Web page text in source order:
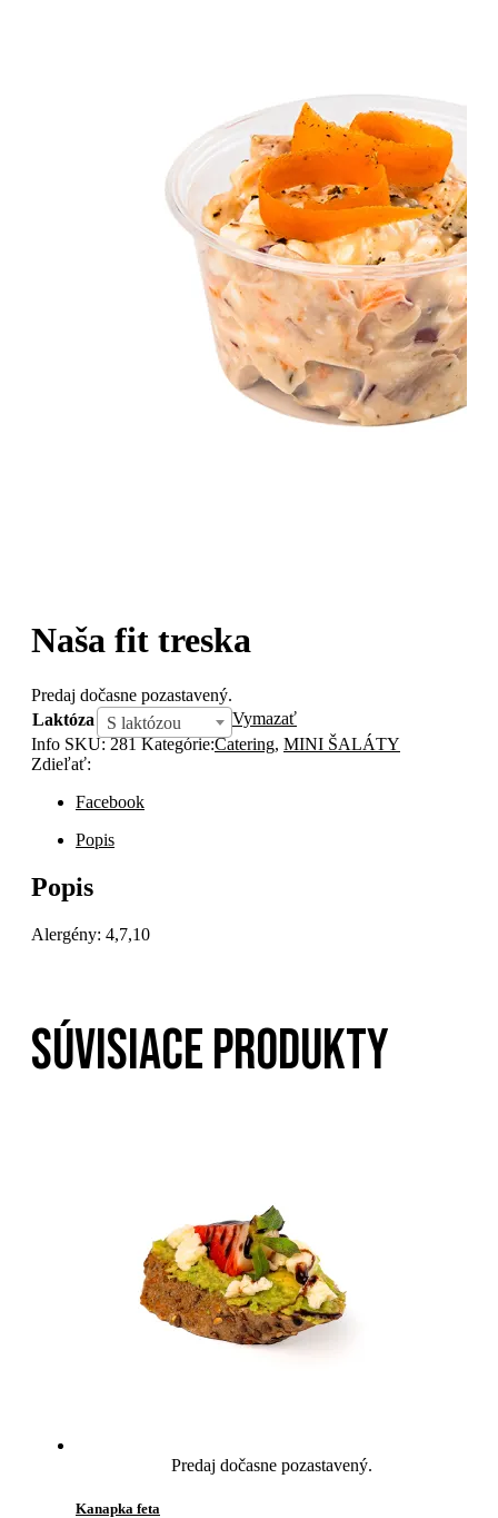
Naša fit treska
Predaj dočasne pozastavený.
Laktóza
S laktózou
Vymazať
Info SKU: 281 Kategórie:Catering, MINI ŠALÁTY
Zdieľať:
Facebook
Popis
Popis
Alergény: 4,7,10
SÚVISIACE PRODUKTY
Predaj dočasne pozastavený.
Kanapka feta